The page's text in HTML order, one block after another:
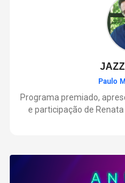
Paulo
Programa premiado,
e participação de